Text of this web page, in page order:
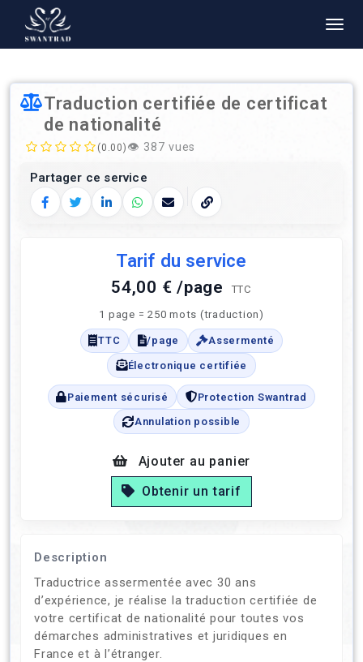
Traduction certifiée de certificat
de nationalité
(0.00) 👁️ 387 vues
Partager ce service
Facebook
TwitterLinkedInWhatsApp
E‑mailCopier le lien
Tarif du service
54,00 € /page TTC
1 page = 250 mots (traduction)
TTC /page Assermenté
Électronique certifiée
Paiement sécurisé Protection Swantrad
Annulation possible
Ajouter au panier
Obtenir un tarif
Description
Traductrice assermentée avec 30 ans
d’expérience, je réalise la traduction certifiée de
votre certificat de nationalité pour toutes vos
démarches administratives et juridiques en
France et à l’étranger.